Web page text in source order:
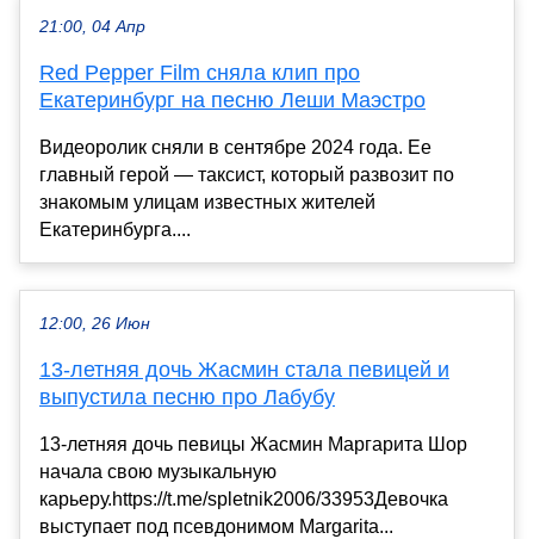
21:00, 04 Апр
Red Pepper Film сняла клип про
Екатеринбург на песню Леши Маэстро
Видеоролик сняли в сентябре 2024 года. Ее
главный герой — таксист, который развозит по
знакомым улицам известных жителей
Екатеринбурга....
12:00, 26 Июн
13-летняя дочь Жасмин стала певицей и
выпустила песню про Лабубу
13-летняя дочь певицы Жасмин Маргарита Шор
начала свою музыкальную
карьеру.https://t.me/spletnik2006/33953Девочка
выступает под псевдонимом Margarita...